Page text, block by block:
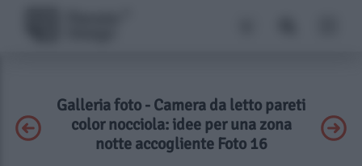
Galleria foto - Camera da letto pareti
color nocciola: idee per una zona
notte accogliente Foto 16